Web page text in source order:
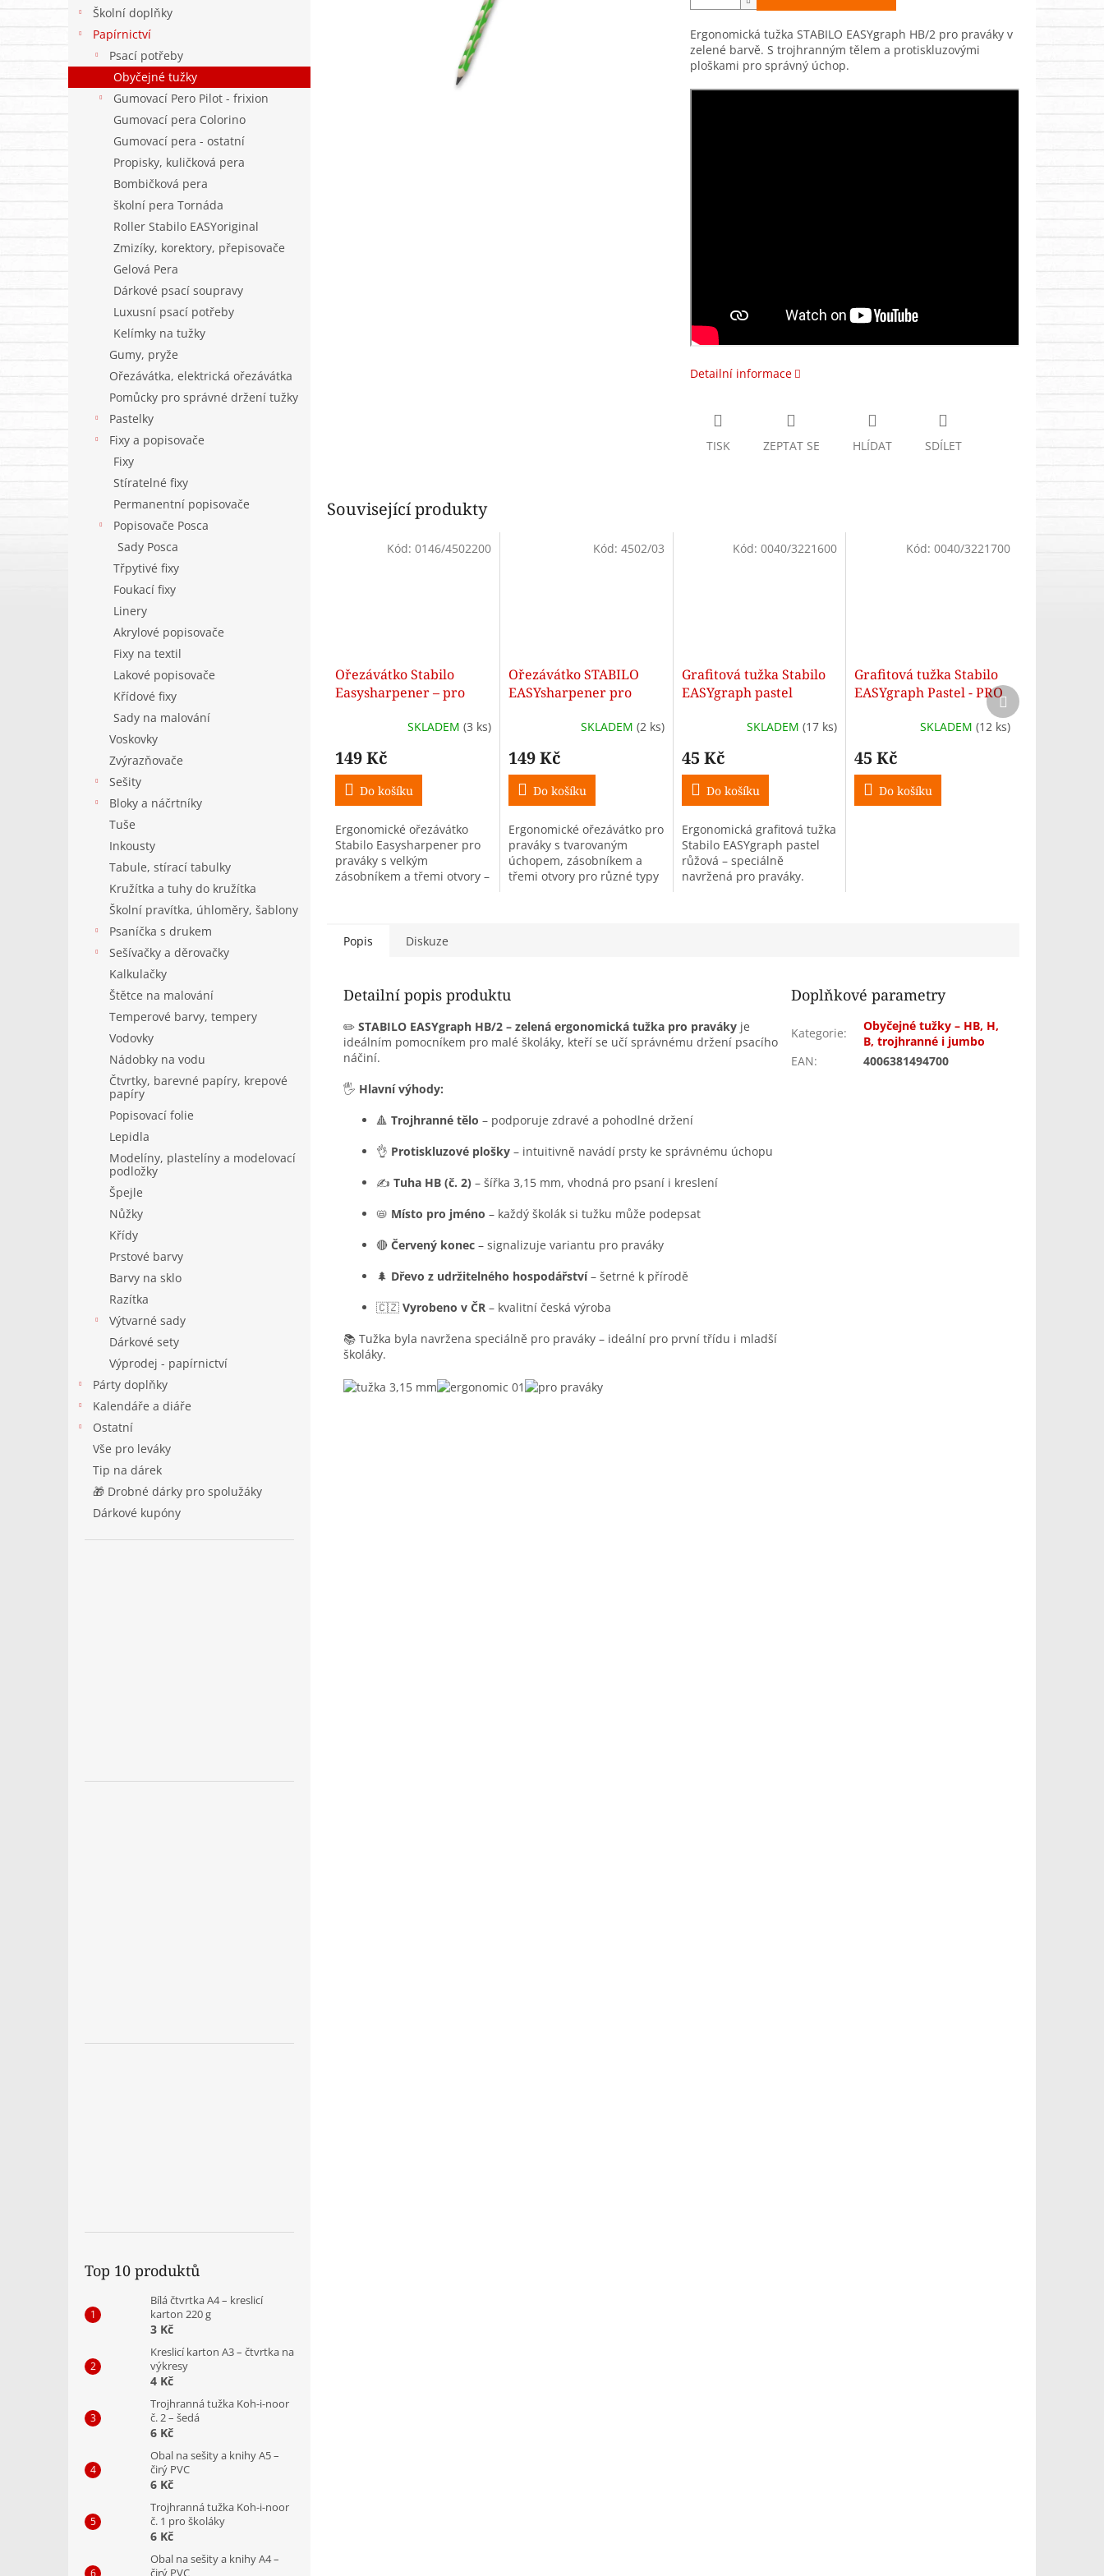
Školní doplňky
Papírnictví
Psací potřeby
Obyčejné tužky
Gumovací Pero Pilot - frixion
Gumovací pera Colorino
Gumovací pera - ostatní
Propisky, kuličková pera
Bombičková pera
školní pera Tornáda
Roller Stabilo EASYoriginal
Zmizíky, korektory, přepisovače
Gelová Pera
Dárkové psací soupravy
Luxusní psací potřeby
Kelímky na tužky
Gumy, pryže
Ořezávátka, elektrická ořezávátka
Pomůcky pro správné držení tužky
Pastelky
Fixy a popisovače
Fixy
Stíratelné fixy
Permanentní popisovače
Popisovače Posca
Sady Posca
Třpytivé fixy
Foukací fixy
Linery
Akrylové popisovače
Fixy na textil
Lakové popisovače
Křídové fixy
Sady na malování
Voskovky
Zvýrazňovače
Sešity
Bloky a náčrtníky
Tuše
Inkousty
Tabule, stírací tabulky
Kružítka a tuhy do kružítka
Školní pravítka, úhloměry, šablony
Psaníčka s drukem
Sešívačky a děrovačky
Kalkulačky
Štětce na malování
Temperové barvy, tempery
Vodovky
Nádobky na vodu
Čtvrtky, barevné papíry, krepové
papíry
Popisovací folie
Lepidla
Modelíny, plastelíny a modelovací
podložky
Špejle
Nůžky
Křídy
Prstové barvy
Barvy na sklo
Razítka
Výtvarné sady
Dárkové sety
Výprodej - papírnictví
Párty doplňky
Kalendáře a diáře
Ostatní
Vše pro leváky
Tip na dárek
🎁 Drobné dárky pro spolužáky
Dárkové kupóny
Top 10 produktů
Bílá čtvrtka A4 – kreslicí
karton 220 g
3 Kč
Kreslicí karton A3 – čtvrtka na
výkresy
4 Kč
Trojhranná tužka Koh-i-noor
č. 2 – šedá
6 Kč
Obal na sešity a knihy A5 –
čirý PVC
6 Kč
Trojhranná tužka Koh-i-noor
č. 1 pro školáky
6 Kč
Obal na sešity a knihy A4 –
čirý PVC
Ergonomická tužka STABILO EASYgraph HB/2 pro praváky v
zelené barvě. S trojhranným tělem a protiskluzovými
ploškami pro správný úchop.
Detailní informace
TISK ZEPTAT SE HLÍDAT SDÍLET
Související produkty
Ořezávátko Stabilo
Easysharpener – pro
SKLADEM (3 ks)
149 Kč
Do košíku
Ergonomické ořezávátko
Stabilo Easysharpener pro
praváky s velkým
zásobníkem a třemi otvory –
Kód: 0146/4502200
Ořezávátko STABILO
EASYsharpener pro
SKLADEM (2 ks)
149 Kč
Do košíku
Ergonomické ořezávátko pro
praváky s tvarovaným
úchopem, zásobníkem a
třemi otvory pro různé typy
Kód: 4502/03
Grafitová tužka Stabilo
EASYgraph pastel
SKLADEM(17 ks)
45 Kč
Do košíku
Ergonomická grafitová tužka
Stabilo EASYgraph pastel
růžová – speciálně
navržená pro praváky.
Kód:0040/3221600
Grafitová tužka Stabilo
EASYgraph Pastel - PRO
SKLADEM (12 ks)
45 Kč
Do košíku
Kód: 0040/3221700
Další
produkt
Popis Diskuze
Detailní popis produktu
✏️ STABILO EASYgraph HB/2 – zelená ergonomická tužka pro praváky je
ideálním pomocníkem pro malé školáky, kteří se učí správnému držení psacího
náčiní.
🖐️ Hlavní výhody:
🔺 Trojhranné tělo – podporuje zdravé a pohodlné držení
👌 Protiskluzové plošky – intuitivně navádí prsty ke správnému úchopu
✍️ Tuha HB (č. 2) – šířka 3,15 mm, vhodná pro psaní i kreslení
📛 Místo pro jméno – každý školák si tužku může podepsat
🔴 Červený konec – signalizuje variantu pro praváky
🌲 Dřevo z udržitelného hospodářství– šetrné k přírodě
🇨🇿 Vyrobeno v ČR – kvalitní česká výroba
📚 Tužka byla navržena speciálně pro praváky – ideální pro první třídu i mladší
školáky.
Doplňkové parametry
Kategorie:
Obyčejné tužky – HB, H,
B, trojhranné i jumbo
EAN: 4006381494700